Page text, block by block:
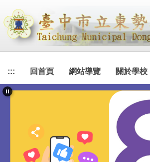
到
主
要
內
區
::: 回首頁 網站導覽 關於學校